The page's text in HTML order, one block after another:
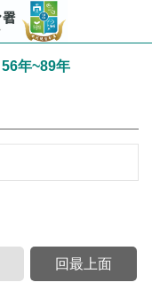
56年~89年
回最上面